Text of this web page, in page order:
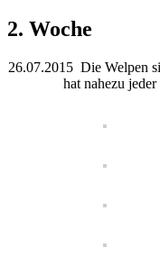
2. Woche
26.07.2015 Die Welpen
hat nahezu